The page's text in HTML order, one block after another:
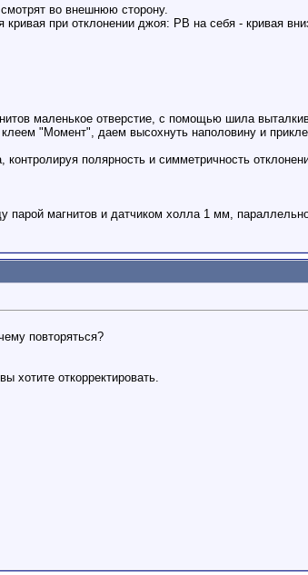
во внешнюю сторону.
при отклонении джоя: РВ на себя - кривая
маленькое отверстие, с помощью шила
"Момент", даем высохнуть наполовину и
полярность и симметричность
парой магнитов и датчиком холла 1 мм,
повторяться?
хотите откорректировать.